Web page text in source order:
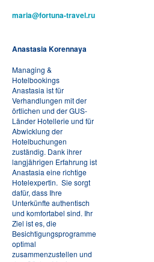
maria@fortuna-travel.ru
Anastasia Korennaya
Managing &
Hotelbookings
Anastasia ist für
Verhandlungen mit der
örtlichen und der GUS-
Länder Hotellerie und für
Abwicklung der
Hotelbuchungen
zuständig. Dank ihrer
langjährigen Erfahrung ist
Anastasia eine richtige
Hotelexpertin. Sie sorgt
dafür, dass Ihre
Unterkünfte authentisch
und komfortabel sind. Ihr
Ziel ist es, die
Besichtigungsprogramme
optimal
zusammenzustellen und